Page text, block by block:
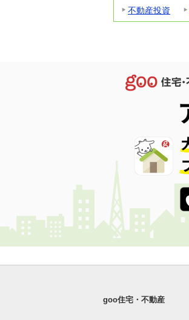
不動産投資
goo住宅・不動産